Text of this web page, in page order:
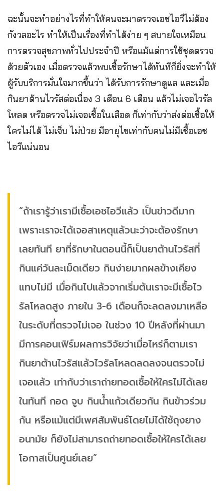
ฉะนั้นจะทำอย่างไรที่ทำให้คนจะมาตรวจเอชไอวีไม่ต้อง
กังวลอะไร ทำให้เป็นเรื่องที่ทำได้ง่าย ๆ สบายใจเหมือน
การตรวจสุขภาพทั่วไปประจำปี หรือแม้แต่การใช้ชุดตรวจ
ด้วยตัวเอง เมื่อตรวจแล้วพบเชื้อรักษาได้ทันทีก็ยิ่งจะทำให้
ผู้รับบริการมั่นใจมากขึ้นว่า ได้รับการรักษาดูแล และเมื่อ
กินยาต้านไวรัสต่อเนื่อง 3 เดือน 6 เดือน แล้วไม่เจอไวรัล
โหลด หรือตรวจไม่เจอเชื้อในเลือด ก็เท่ากับว่าส่งต่อเชื้อให้
ใครไม่ได้ ไม่เจ็บ ไม่ป่วย มีอายุไขเท่ากับคนไม่มีเชื้อเอช
ไอวีแน่นอน
“ถ้าเรารู้ว่าเรามีเชื้อเอชไอวีแล้ว เป็นข่าวดีมาก
เพราะเราจะได้เจอสาเหตุแล้วนะว่าจะต้องรักษา
เลยทันที ยาที่รักษาในตอนนี้ก็เป็นยาต้านไวรัสที่
กินแค่วันละเม็ดเดียว กินง่ายมากผลข้างเคียง
แทบไม่มี เมื่อกินไปแล้วจากเริ่มต้นเราจะมีเชื้อไว
รัลโหลดสูง ภายใน 3-6 เดือนก็จะลดลงมาเหลือ
ในระดับที่ตรวจไม่เจอ ในช่วง 10 ปีหลังที่ผ่านมา
มีการคอนเฟิร์มผลการวิจัยว่าเมื่อไหร่ก็ตามเรา
กินยาต้านไวรัสแล้วไวรัลโหลดลดลงจนตรวจไม่
เจอแล้ว เท่ากับว่าเราถ่ายทอดเชื้อให้ใครไม่ได้เลย
ในทันที กอด จูบ กินน้ำแก้วเดียวกัน กินข้าวร่วม
กัน หรือแม้แต่มีเพศสัมพันธ์โดยไม่ได้ใช้ถุงยาง
อนามัย ก็ยังไม่สามารถถ่ายทอดเชื้อให้ใครได้เลย
โอกาสเป็นศูนย์เลย”